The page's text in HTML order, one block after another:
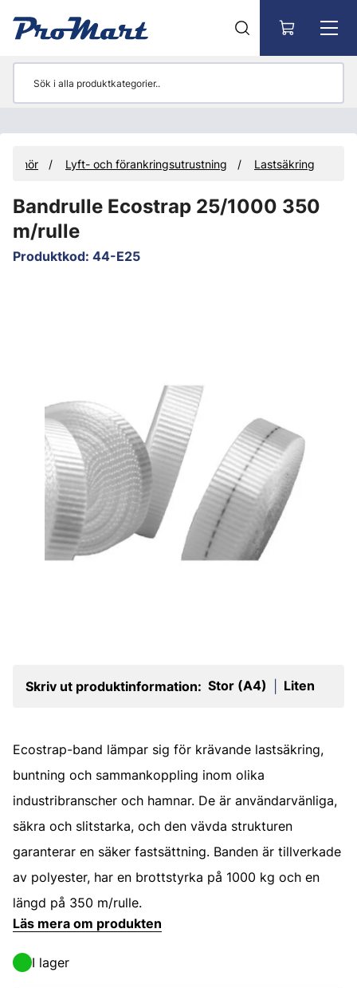
Lyft- och förankringsutrustning Lastsäkring
Bandrulle Ecostrap 25/1000 350
m/rulle
Produktkod: 44-E25
Skriv ut produktinformation: Stor (A4) Liten
Ecostrap-band lämpar sig för krävande lastsäkring,
buntning och sammankoppling inom olika
industribranscher och hamnar. De är användarvänliga,
säkra och slitstarka, och den vävda strukturen
garanterar en säker fastsättning. Banden är tillverkade
av polyester, har en brottstyrka på 1000 kg och en
längd på 350 m/rulle.
Läs mera om produkten
I lager